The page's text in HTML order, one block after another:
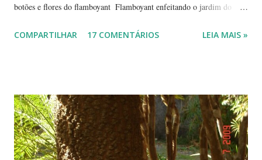
botões e flores do flamboyant Flamboyant enfeitando o jardim do
fachada do TJ. Flores e galhos retorcidos do flamboyant. Flores do
árvores dando as boas vindas na entrada de uma lanchonete, na
rodovia que liga Goiânia a Brasília ( Lanchonete Jerivá ).
Flamboyants do Jerivá Flamboyant amarelo - Este está em Brasília,
logo depois da Ponte das Garças - conhecida como 'a ponte do
COMPARTILHAR 17 COMENTÁRIOS LEIA MAIS »